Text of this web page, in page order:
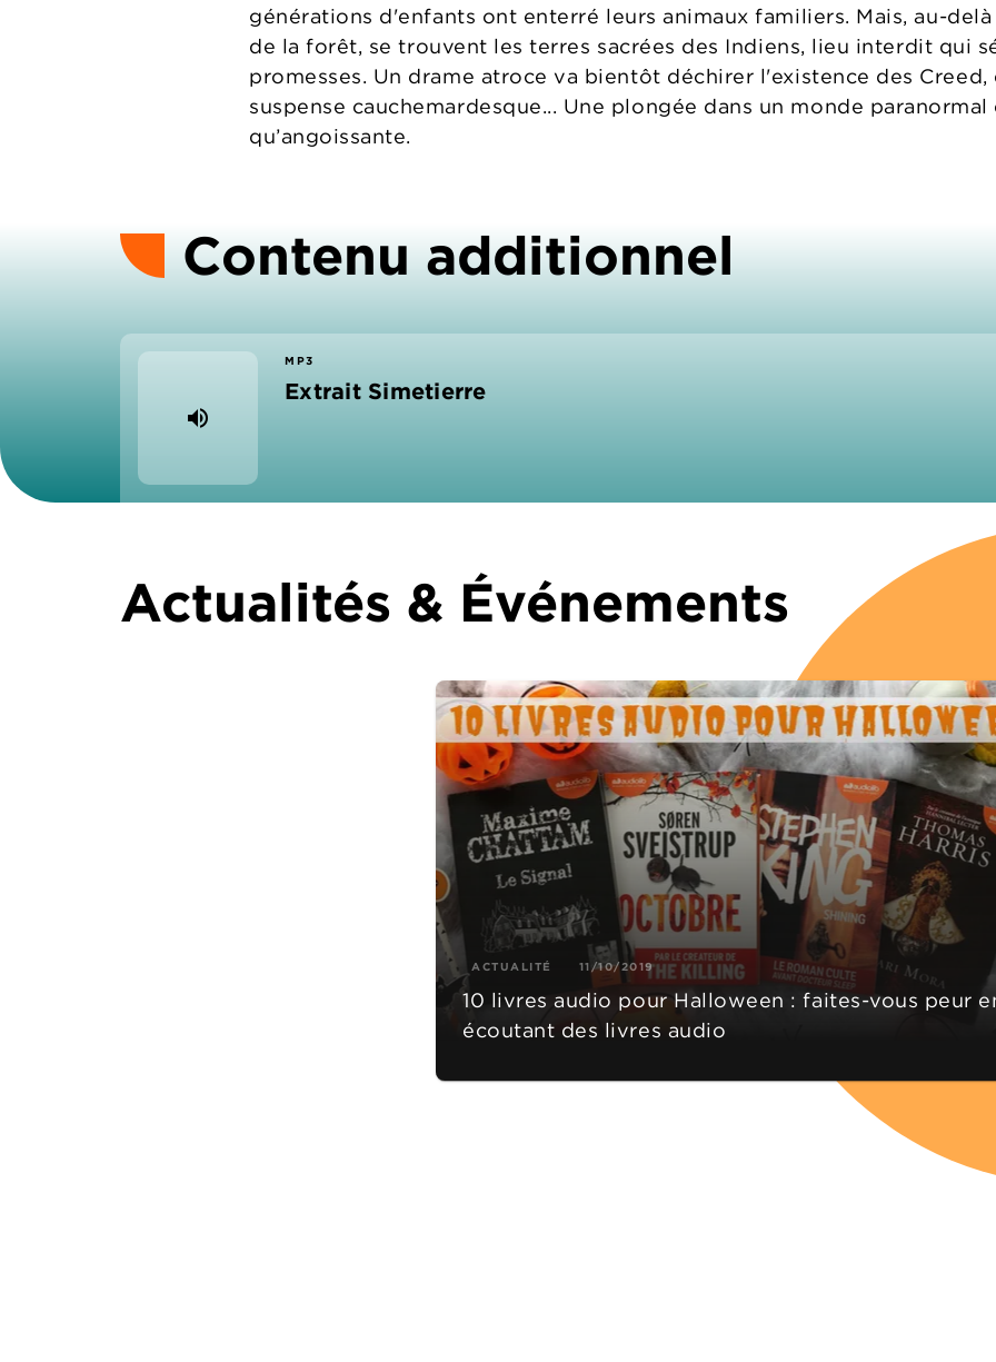
générations d'enfants ont enterré leurs animaux familiers. Mais, au-
de la forêt, se trouvent les terres sacrées des Indiens, lieu interdit qui
promesses. Un drame atroce va bientôt déchirer l'existence des
suspense cauchemardesque... Une plongée dans un monde
qu’angoissante.
Contenu additionnel
volume_up
MP3
Extrait Simetierre
Actualités & Événements
ACTUALITÉ 11/10/2019
10 livres audio pour Halloween : faites-vous peur
écoutant des livres audio